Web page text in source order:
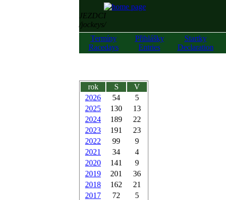
JEZDCI
/jockeys/
Termíny
Racedays
Přihlášky
Entries
Startky
Declaration
rok S
V
2026
54
5
2025
130
13
2024
189
22
2023
191
23
2022
99
9
2021
34
4
2020
141
9
2019
201
36
2018
162
21
2017
72
5